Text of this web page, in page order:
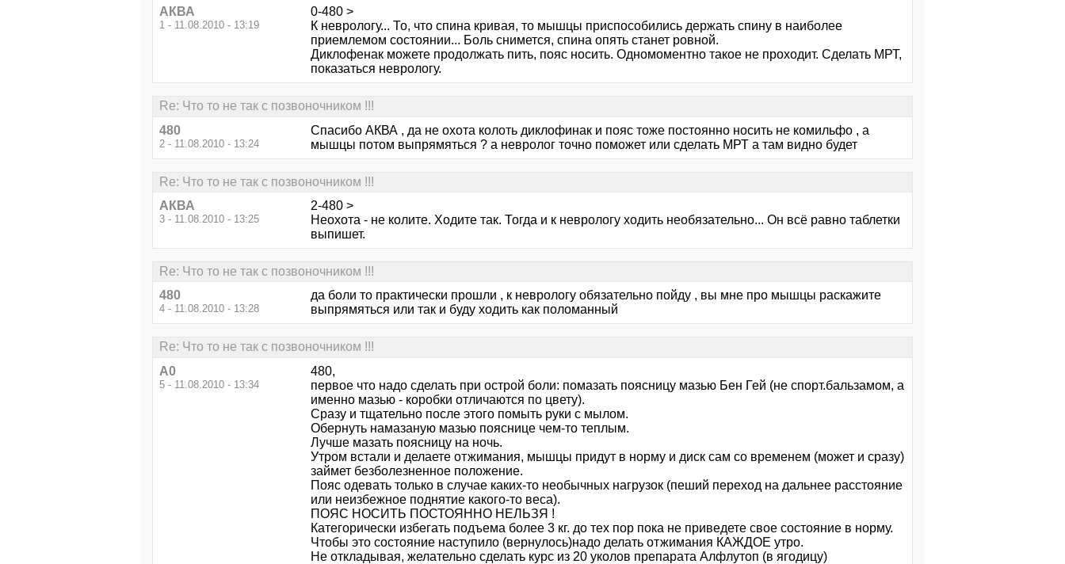
АКВА
1 - 11.08.2010 - 13:19
0-480 >
К неврологу... То, что спина кривая, то мышцы приспособились держать спину в наиболее
приемлемом состоянии... Боль снимется, спина опять станет ровной.
Диклофенак можете продолжать пить, пояс носить. Одномоментно такое не проходит. Сделать МРТ,
показаться неврологу.
Re: Что то не так с позвоночником !!!
480
2 - 11.08.2010 - 13:24
Спасибо АКВА , да не охота колоть диклофинак и пояс тоже постоянно носить не комильфо , а
мышцы потом выпрямяться ? а невролог точно поможет или сделать МРТ а там видно будет
Re: Что то не так с позвоночником !!!
АКВА
3 - 11.08.2010 - 13:25
2-480 >
Неохота - не колите. Ходите так. Тогда и к неврологу ходить необязательно... Он всё равно таблетки
выпишет.
Re: Что то не так с позвоночником !!!
480
4 - 11.08.2010 - 13:28
да боли то практически прошли , к неврологу обязательно пойду , вы мне про мышцы раскажите
выпрямяться или так и буду ходить как поломанный
Re: Что то не так с позвоночником !!!
А0
5 - 11.08.2010 - 13:34
480,
первое что надо сделать при острой боли: помазать поясницу мазью Бен Гей (не спорт.бальзамом, а
именно мазью - коробки отличаются по цвету).
Сразу и тщательно после этого помыть руки с мылом.
Обернуть намазаную мазью пояснице чем-то теплым.
Лучше мазать поясницу на ночь.
Утром встали и делаете отжимания, мышцы придут в норму и диск сам со временем (может и сразу)
займет безболезненное положение.
Пояс одевать только в случае каких-то необычных нагрузок (пеший переход на дальнее расстояние
или неизбежное поднятие какого-то веса).
ПОЯС НОСИТЬ ПОСТОЯННО НЕЛЬЗЯ !
Категорически избегать подъема более 3 кг. до тех пор пока не приведете свое состояние в норму.
Чтобы это состояние наступило (вернулось)надо делать отжимания КАЖДОЕ утро.
Не откладывая, желательно сделать курс из 20 уколов препарата Алфлутоп (в ягодицу)